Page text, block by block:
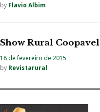
by Flavio Albim
Show Rural Coopavel
18 de fevereiro de 2015
by Revistarural